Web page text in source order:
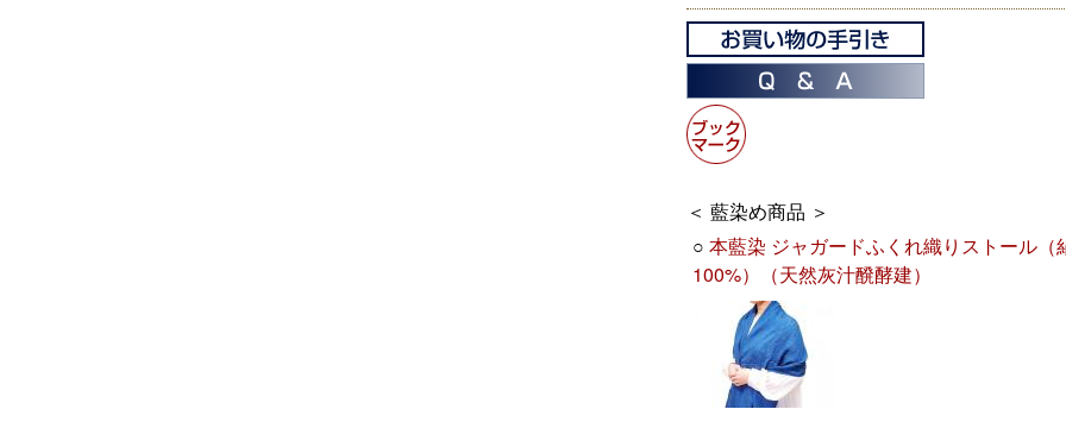
＜ 藍染め商品 ＞
○ 本藍染 ジャガードふくれ織りストール（
100%）（天然灰汁醗酵建）